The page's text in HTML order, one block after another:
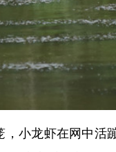
小龙虾在网中活